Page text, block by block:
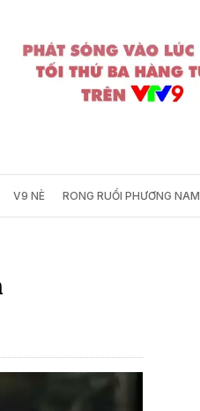
V9 NÈ RONG RUỔI PHƯƠNG NAM